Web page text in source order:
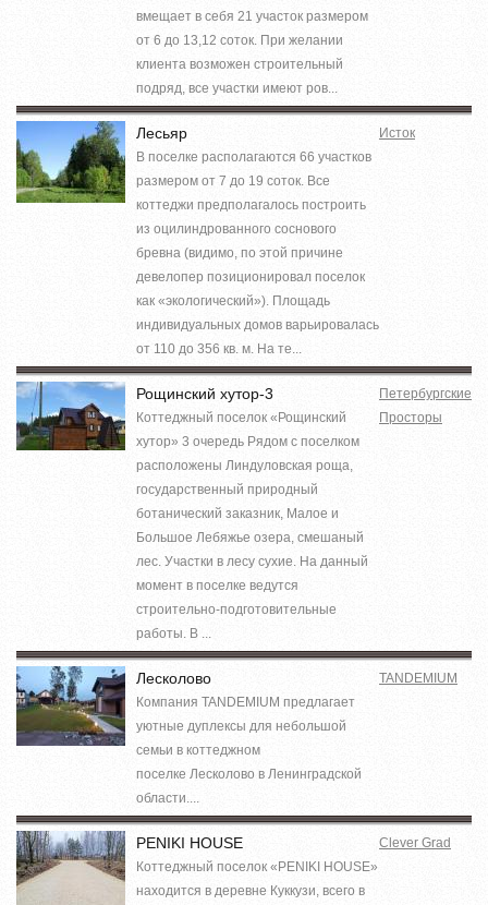
вмещает в себя 21 участок размером
от 6 до 13,12 соток. При желании
клиента возможен строительный
подряд, все участки имеют ров...
Лесьяр
В поселке располагаются 66 участков
размером от 7 до 19 соток. Все
коттеджи предполагалось построить
из оцилиндрованного соснового
бревна (видимо, по этой причине
девелопер позиционировал поселок
как «экологический»). Площадь
индивидуальных домов варьировалась
от 110 до 356 кв. м. На те...
Исток
Рощинский хутор-3
Коттеджный поселок «Рощинский
хутор» 3 очередь Рядом с поселком
расположены Линдуловская роща,
государственный природный
ботанический заказник, Малое и
Большое Лебяжье озера, смешаный
лес. Участки в лесу сухие. На данный
момент в поселке ведутся
строительно-подготовительные
работы. В ...
Петербургские
Просторы
Лесколово
Компания TANDEMIUM предлагает
уютные дуплексы для небольшой
семьи в коттеджном
поселке Лесколово в Ленинградской
области....
TANDEMIUM
PENIKI HOUSE
Коттеджный поселок «PENIKI HOUSE»
находится в деревне Куккузи, всего в
Clever Grad